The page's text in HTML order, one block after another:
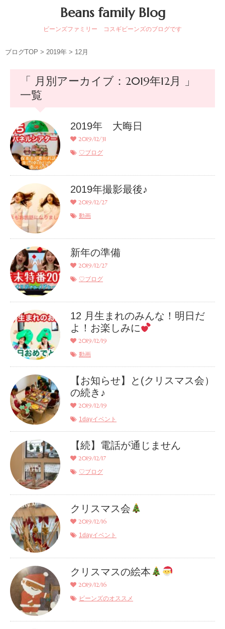
Beans family Blog
ビーンズファミリー コスギビーンズのブログです
ブログTOP > 2019年 > 12月
「 月別アーカイブ：2019年12月 」
一覧
2019年 大晦日
2019/12/31
♡ブログ
2019年撮影最後♪
2019/12/27
動画
新年の準備
2019/12/27
♡ブログ
12 月生まれのみんな！明日だ
よ！お楽しみに
2019/12/19
動画
【お知らせ】と(クリスマス会）
の続き♪
2019/12/19
1dayイベント
【続】電話が通じません
2019/12/17
♡ブログ
クリスマス会
2019/12/16
1dayイベント
クリスマスの絵本
2019/12/16
ビーンズのオススメ